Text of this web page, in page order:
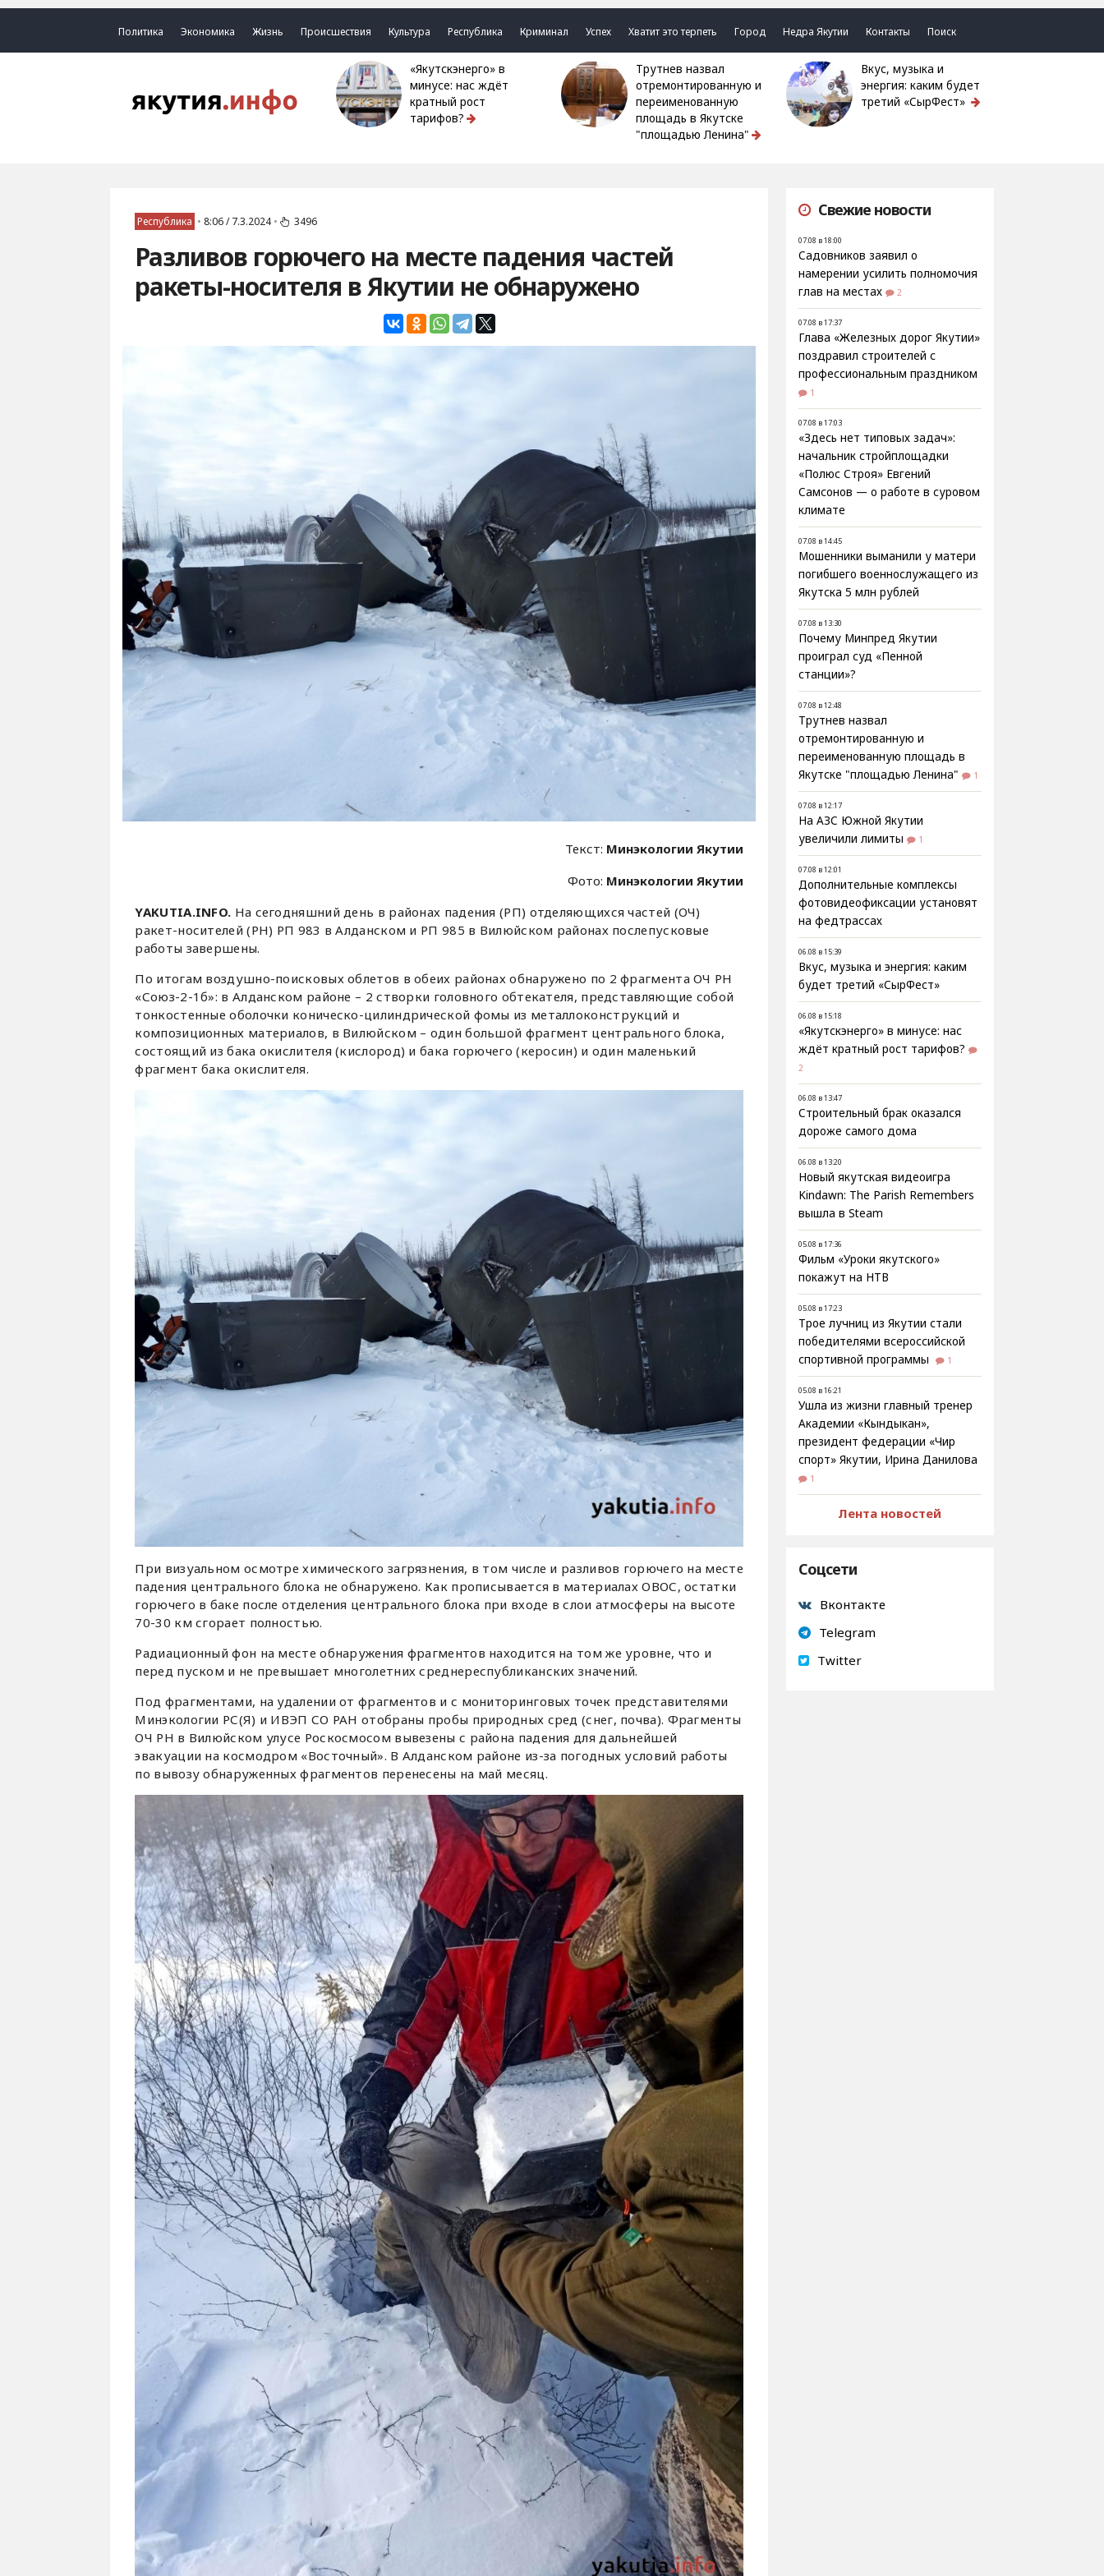
Политика Экономика Жизнь Происшествия Культура Республика Криминал Успех Хватит это терпеть Город Недра Якутии Контакты Поиск
«Якутскэнерго» в
минусе: нас ждёт
кратный рост
тарифов?
Трутнев назвал
отремонтированную и
переименованную
площадь в Якутске
"площадью Ленина"
Вкус, музыка и
энергия: каким будет
третий «СырФест»
Республика • 8:06 / 7.3.2024 • 3496
Разливов горючего на месте падения частей
ракеты-носителя в Якутии не обнаружено
Текст: Минэкологии Якутии
Фото: Минэкологии Якутии
YAKUTIA.INFO. На сегодняшний день в районах падения (РП) отделяющихся частей (ОЧ)
ракет-носителей (РН) РП 983 в Алданском и РП 985 в Вилюйском районах послепусковые
работы завершены.
По итогам воздушно-поисковых облетов в обеих районах обнаружено по 2 фрагмента ОЧ РН
«Союз-2-1б»: в Алданском районе – 2 створки головного обтекателя, представляющие собой
тонкостенные оболочки коническо-цилиндрической фомы из металлоконструкций и
композиционных материалов, в Вилюйском – один большой фрагмент центрального блока,
состоящий из бака окислителя (кислород) и бака горючего (керосин) и один маленький
фрагмент бака окислителя.
При визуальном осмотре химического загрязнения, в том числе и разливов горючего на месте
падения центрального блока не обнаружено. Как прописывается в материалах ОВОС, остатки
горючего в баке после отделения центрального блока при входе в слои атмосферы на высоте
70-30 км сгорает полностью.
Радиационный фон на месте обнаружения фрагментов находится на том же уровне, что и
перед пуском и не превышает многолетних среднереспубликанских значений.
Под фрагментами, на удалении от фрагментов и с мониторинговых точек представителями
Минэкологии РС(Я) и ИВЭП СО РАН отобраны пробы природных сред (снег, почва). Фрагменты
ОЧ РН в Вилюйском улусе Роскосмосом вывезены с района падения для дальнейшей
эвакуации на космодром «Восточный». В Алданском районе из-за погодных условий работы
по вывозу обнаруженных фрагментов перенесены на май месяц.
Свежие новости
07.08 в 18:00
Садовников заявил о
намерении усилить полномочия
глав на местах
2
07.08 в 17:37
Глава «Железных дорог Якутии»
поздравил строителей с
профессиональным праздником
1
07.08 в 17:03
«Здесь нет типовых задач»:
начальник стройплощадки
«Полюс Строя» Евгений
Самсонов — о работе в суровом
климате
07.08 в 14:45
Мошенники выманили у матери
погибшего военнослужащего из
Якутска 5 млн рублей
07.08 в 13:30
Почему Минпред Якутии
проиграл суд «Пенной
станции»?
07.08 в 12:48
Трутнев назвал
отремонтированную и
переименованную площадь в
Якутске "площадью Ленина"
1
07.08 в 12:17
На АЗС Южной Якутии
увеличили лимиты
1
07.08 в 12:01
Дополнительные комплексы
фотовидеофиксации установят
на федтрассах
06.08 в 15:39
Вкус, музыка и энергия: каким
будет третий «СырФест»
06.08 в 15:18
«Якутскэнерго» в минусе: нас
ждёт кратный рост тарифов?
2
06.08 в 13:47
Строительный брак оказался
дороже самого дома
06.08 в 13:20
Новый якутская видеоигра
Kindawn: The Parish Remembers
вышла в Steam
05.08 в 17:36
Фильм «Уроки якутского»
покажут на НТВ
05.08 в 17:23
Трое лучниц из Якутии стали
победителями всероссийской
спортивной программы
1
05.08 в 16:21
Ушла из жизни главный тренер
Академии «Кындыкан»,
президент федерации «Чир
спорт» Якутии, Ирина Данилова
1
Лента новостей
Соцсети
Вконтакте
Telegram
Twitter